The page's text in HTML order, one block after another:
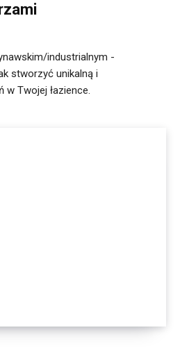
industrialnym -
stworzyć unikalną i
Twojej łazience.